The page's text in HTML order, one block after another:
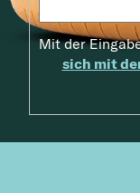
Mit der
sich mit